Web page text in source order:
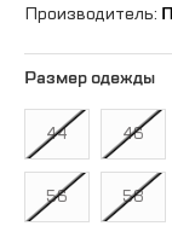
Производитель:
Размер одежды
44 46
56 58